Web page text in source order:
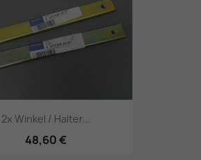
2x Winkel / Halter...
48,60 €